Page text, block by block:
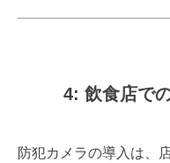
4: 飲食店で
防犯カメラの導入は、